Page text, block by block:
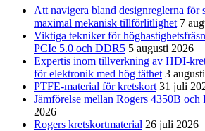
Att navigera bland designreglerna
maximal mekanisk tillförlitlighet 7
Viktiga tekniker för
PCIe 5.0 och DDR5 5 augusti 2026
Expertis inom tillverkning av HDI-
för elektronik med hög täthet 3
PTFE-material för kretskort 31 juli
Jämförelse mellan Rogers 4350B och
2026
Rogers kretskortmaterial 26 juli 2026